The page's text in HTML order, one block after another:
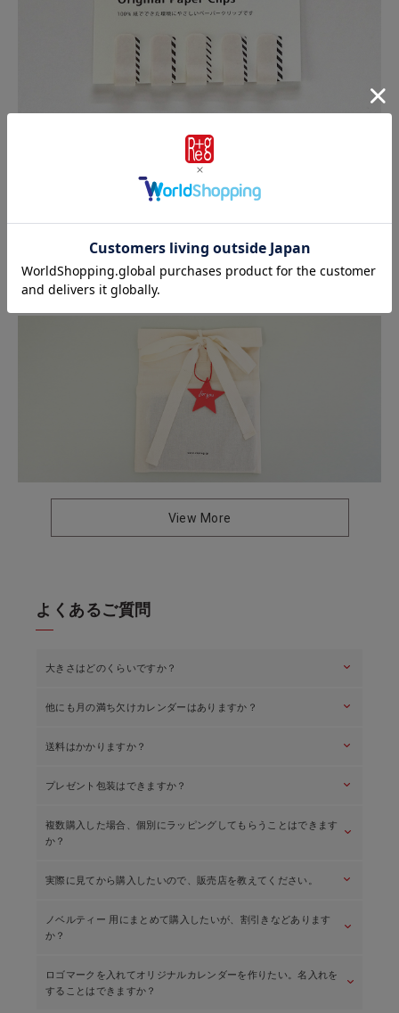
ギフトラッピングも承ります
布製のオリジナルバッグに入れて、星型タグをお付けします。ご注
文手続きで「有料ラッピング」をお選びください。
View More
よ く あるご質問
大きさはどのくらいですか？ keyboard_arrow_down
横170mm×縦130mm×奥行50mm（組立時）です。一般的な卓上
他にも月の満ち欠けカレンダーはありますか？ keyboard_arrow_down
はい、壁掛けタイプの「ミチル」「ミチルKira」「ミチル
毎月カラーが変わる「ミチル」はこちら ＞
金の箔押しを施した「ミチルKira」はこちら ＞
グレージュの紙にシルバー箔の「ミチルoboro」
送料はかかりますか？ keyboard_arrow_down
はい、ネコポスで全国一律￥385です。
￥750〜となります。（地域により異なります。）
￥5,000以上のご購入で送料無料となります。
送料について
プレゼント包装はできますか？ keyboard_arrow_down
はい、布製のオリジナルバッグに入れて、星型タグをお付けしま
す。ご注文手続きで「有料ラッピング」をお選びください。料金
複数購入した場合、個別にラッピングしてもらうことはできます
か？
keyboard_arrow_down
当店ではそのままギフトとしてお使いいただけるよう、基本ラッ
めてお包みしますが、小分け包装をご希望の場合は「基本ラッピ
ング（追加用）」を必要枚数分ご購入ください。
実際に見てから購入したいので、販売店を教えてください。 keyboard_arrow_down
店頭での販売は9月以降となります。取り扱い店舗一覧にてご確認
ください。
い。
ノベルティー 用にまとめて購入したいが、割引きなどあります
か？
keyboard_arrow_down
はい、10部ご購入で割引になるまとめ買いセットをご用意してい
ます。（9月1日より販売いたします。）
ロゴマークを入れてオリジナルカレンダーを作りたい。名入れを
することはできますか？
keyboard_arrow_down